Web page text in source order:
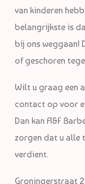
van kinderen
belangrijkste is
bij ons weggaan!
of geschoren
Wilt u graag een
contact op voor
Dan kan A&F
zorgen dat u alle
verdient.
Groningerstraat